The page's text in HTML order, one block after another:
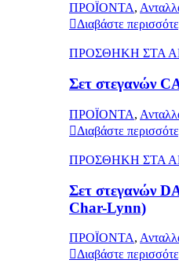
ΠΡΟΪΟΝΤΑ,
Διαβάστε
ΠΡΟΣΘΗΚΗ ΣΤΑ
Σετ στεγανών
ΠΡΟΪΟΝΤΑ,
Διαβάστε
ΠΡΟΣΘΗΚΗ ΣΤΑ
Σετ στεγανών
Char-Lynn)
ΠΡΟΪΟΝΤΑ,
Διαβάστε